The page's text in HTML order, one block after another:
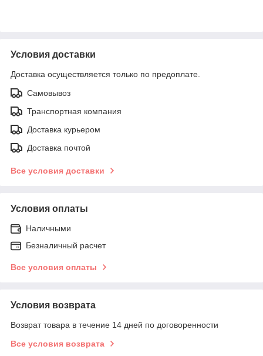
Условия доставки
Доставка осуществляется только по предоплате.
Самовывоз
Транспортная компания
Доставка курьером
Доставка почтой
Все условия доставки
Условия оплаты
Наличными
Безналичный расчет
Все условия оплаты
Условия возврата
Возврат товара в течение 14 дней по договоренности
Все условия возврата